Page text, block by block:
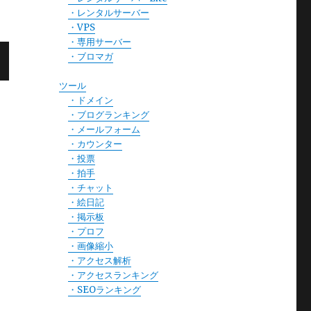
・レンタルサーバー
・VPS
・専用サーバー
・ブロマガ
ツール
・ドメイン
・ブログランキング
・メールフォーム
・カウンター
・投票
・拍手
・チャット
・絵日記
・掲示板
・プロフ
・画像縮小
・アクセス解析
・アクセスランキング
・SEOランキング